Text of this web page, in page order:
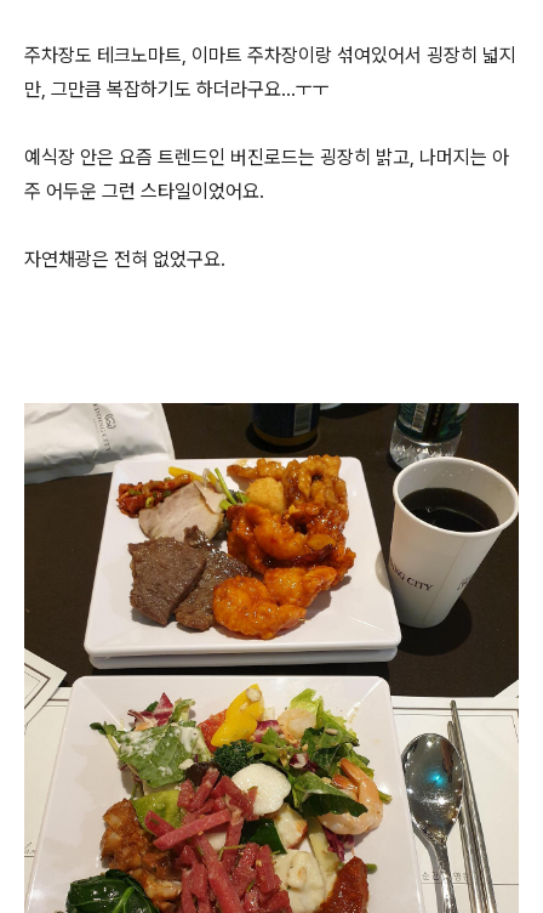
주차장도 테크노마트, 이마트 주차장이랑 섞여있어서 굉장히 넓지
만, 그만큼 복잡하기도 하더라구요...ㅜㅜ
예식장 안은 요즘 트렌드인 버진로드는 굉장히 밝고, 나머지는 아
주 어두운 그런 스타일이었어요.
자연채광은 전혀 없었구요.